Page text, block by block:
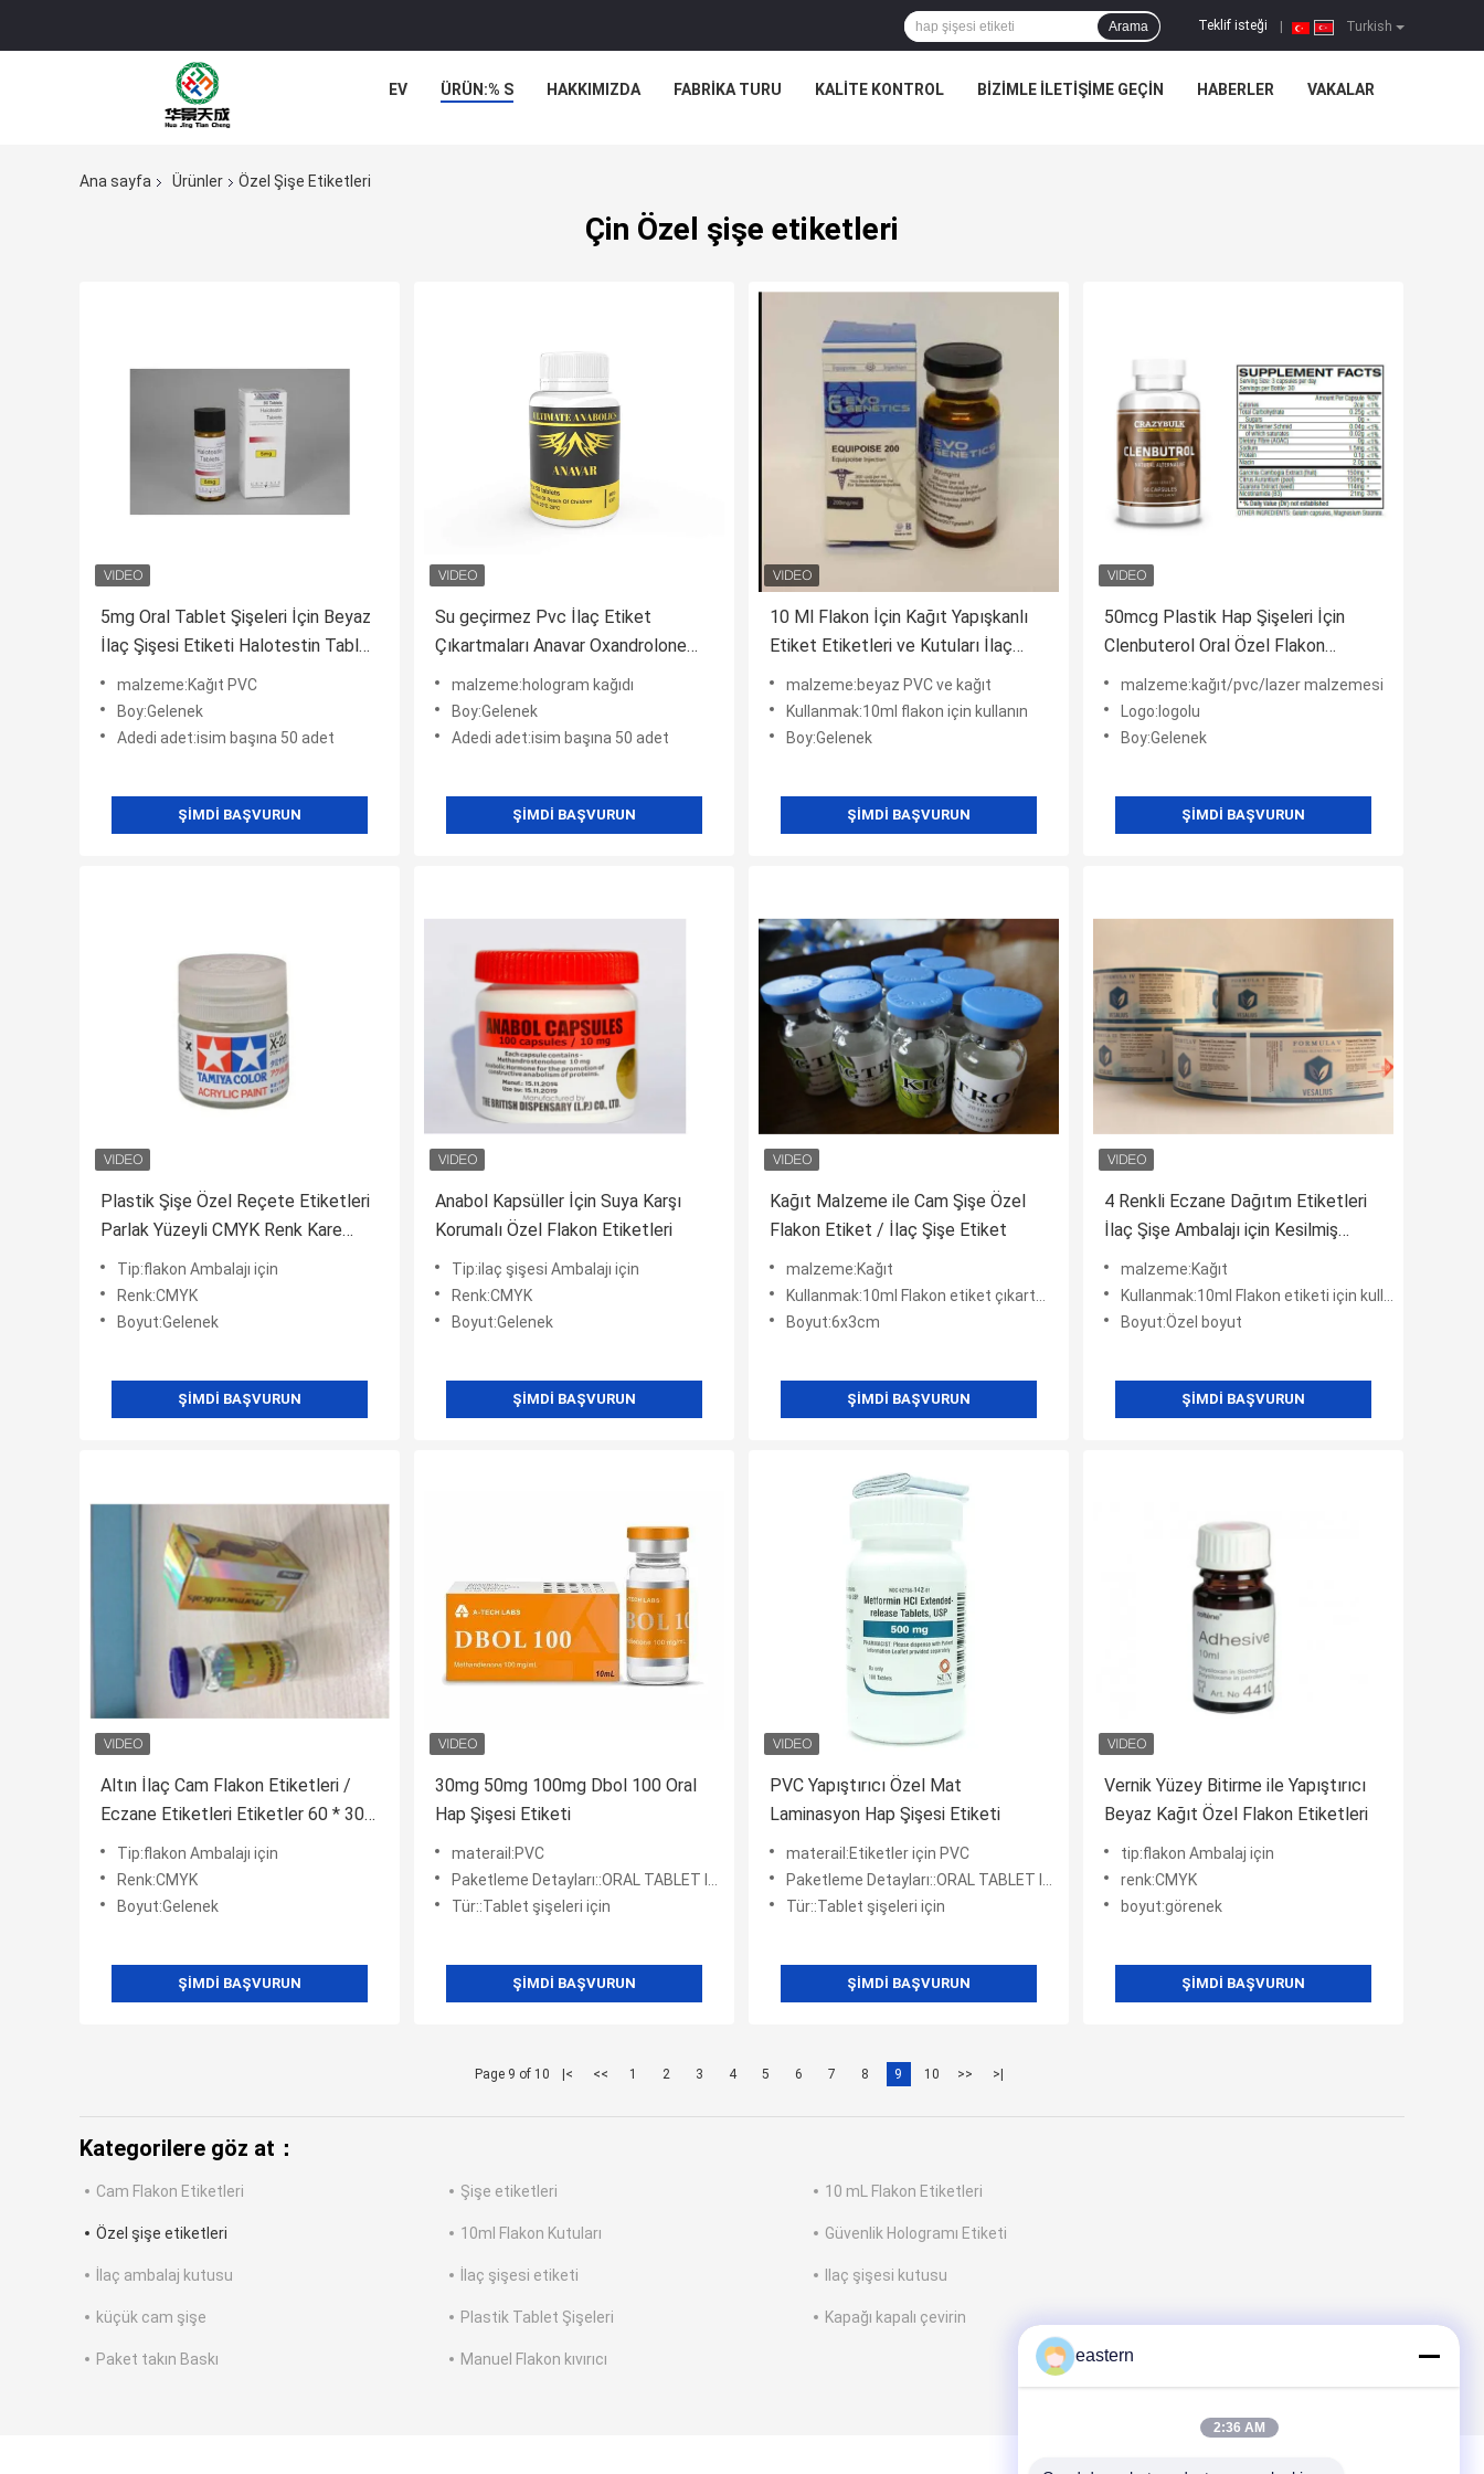
Turkish
Teklif isteği
Arama
EV ÜRÜN:% S HAKKIMIZDA FABRIKA TURU KALITE KONTROL BIZIMLE ILETIŞIME GEÇIN HABERLER VAKALAR
Ana sayfa Ürünler Özel Şişe Etiketleri
Çin Özel şişe etiketleri
5mg Oral Tablet Şişeleri İçin Beyaz
İlaç Şişesi Etiketi Halotestin Tablet
Etiketleri
malzeme:Kağıt PVC
Boy:Gelenek
Adedi adet:isim başına 50 adet
ŞIMDI BAŞVURUN
Su geçirmez Pvc İlaç Etiket
Çıkartmaları Anavar Oxandrolone
Flakon Etiketleri
malzeme:hologram kağıdı
Boy:Gelenek
Adedi adet:isim başına 50 adet
ŞIMDI BAŞVURUN
10 Ml Flakon İçin Kağıt Yapışkanlı
Etiket Etiketleri ve Kutuları İlaç
Ambalajı
malzeme:beyaz PVC ve kağıt
Kullanmak:10ml flakon için kullanın
Boy:Gelenek
ŞIMDI BAŞVURUN
50mcg Plastik Hap Şişeleri İçin
Clenbuterol Oral Özel Flakon
Etiketleri Hologram
malzeme:kağıt/pvc/lazer malzemesi
Logo:logolu
Boy:Gelenek
ŞIMDI BAŞVURUN
Plastik Şişe Özel Reçete Etiketleri
Parlak Yüzeyli CMYK Renk Kare
Şekli
Tip:flakon Ambalajı için
Renk:CMYK
Boyut:Gelenek
ŞIMDI BAŞVURUN
Anabol Kapsüller İçin Suya Karşı
Korumalı Özel Flakon Etiketleri
Tip:ilaç şişesi Ambalajı için
Renk:CMYK
Boyut:Gelenek
ŞIMDI BAŞVURUN
Kağıt Malzeme ile Cam Şişe Özel
Flakon Etiket / İlaç Şişe Etiket
malzeme:Kağıt
Kullanmak:10ml Flakon etiket çıkartmaları için kullanın
Boyut:6x3cm
ŞIMDI BAŞVURUN
4 Renkli Eczane Dağıtım Etiketleri
İlaç Şişe Ambalajı için Kesilmiş
Etiket
malzeme:Kağıt
Kullanmak:10ml Flakon etiketi için kullanın
Boyut:Özel boyut
ŞIMDI BAŞVURUN
Altın İlaç Cam Flakon Etiketleri /
Eczane Etiketleri Etiketler 60 * 30
MM
Tip:flakon Ambalajı için
Renk:CMYK
Boyut:Gelenek
ŞIMDI BAŞVURUN
30mg 50mg 100mg Dbol 100 Oral
Hap Şişesi Etiketi
materail:PVC
Paketleme Detayları::ORAL TABLET IÇIN Hap Şişeleri
Tür::Tablet şişeleri için
ŞIMDI BAŞVURUN
PVC Yapıştırıcı Özel Mat
Laminasyon Hap Şişesi Etiketi
materail:Etiketler için PVC
Paketleme Detayları::ORAL TABLET IÇIN Hap Şişeleri
Tür::Tablet şişeleri için
ŞIMDI BAŞVURUN
Vernik Yüzey Bitirme ile Yapıştırıcı
Beyaz Kağıt Özel Flakon Etiketleri
tip:flakon Ambalaj için
renk:CMYK
boyut:görenek
ŞIMDI BAŞVURUN
Page 9 of 10 |< << 1 2 3 4 5 6 7 8 9 10 >> >|
Kategorilere göz at：
Cam Flakon Etiketleri Şişe etiketleri 10 mL Flakon Etiketleri
Özel şişe etiketleri 10ml Flakon Kutuları Güvenlik Hologramı Etiketi
İlaç ambalaj kutusu İlaç şişesi etiketi Ilaç şişesi kutusu
küçük cam şişe Plastik Tablet Şişeleri Kapağı kapalı çevirin
Paket takın Baskı Manuel Flakon kıvırıcı eastern
2:36 AM